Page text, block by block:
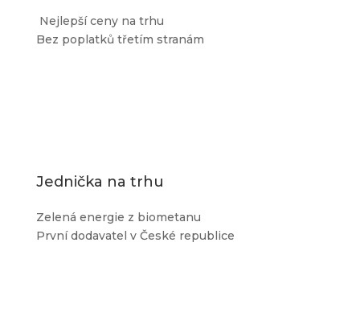
Nejlepší ceny na trhu
Bez poplatků třetím stranám
Jednička na trhu
Zelená energie z biometanu
První dodavatel v České republice